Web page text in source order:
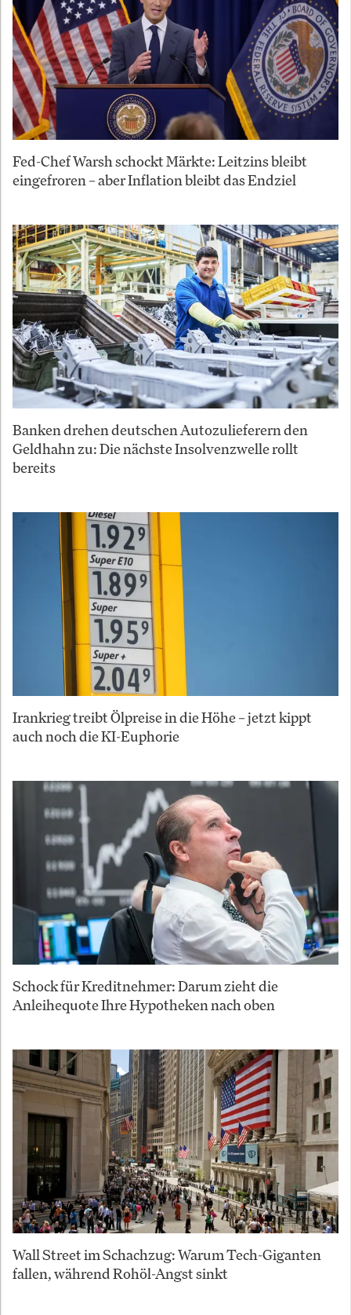
Fed-Chef Warsh schockt Märkte: Leitzins bleibt
eingefroren – aber Inflation bleibt das Endziel
Banken drehen deutschen Autozulieferern den
Geldhahn zu: Die nächste Insolvenzwelle rollt
bereits
Irankrieg treibt Ölpreise in die Höhe – jetzt kippt
auch noch die KI-Euphorie
Schock für Kreditnehmer: Darum zieht die
Anleihequote Ihre Hypotheken nach oben
Wall Street im Schachzug: Warum Tech-Giganten
fallen, während Rohöl-Angst sinkt